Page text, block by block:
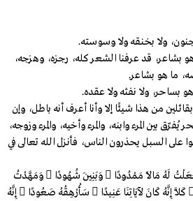
ولا بخنقه ولا وسوسته.
بشاعر، قد عرفنا الشعر كله، رجزه، وهزجه،
ما هو بشاعر.
بساحر، ولا نفثه ولا عقده.
من هذا شيئًا إلا وأنا أعرف أنه باطل، وإن
بين المرء وابنه، والمرء وأخيه، والمرء وزوجه،
على السبل يحذرون الناس، فأنزل الله تعالى في
﴿ذَرْنِي وَمَنْ خَلَقْتُ وَحِيدًا  وَجَعَلْتُ لَهُ مَالًا مَمْدُودًا  وَبَنِينَ شُهُودًا  وَمَهَّدْتُ
لَهُ تَمْهِيدًا  ثُمَّ يَطْمَعُ أَنْ أَزِيدَ  كَلَّا إِنَّهُ كَانَ لآيَاتِنَا عَنِيدًا  سَأُرْهِقُهُ صَعُودًا  إِنَّهُ